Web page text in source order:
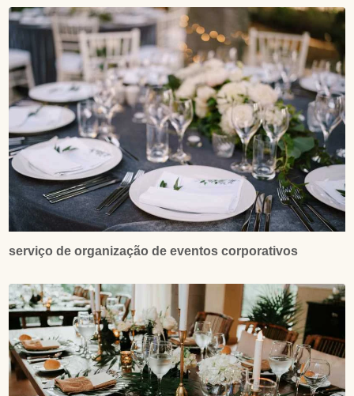
serviço de organização de eventos corporativos